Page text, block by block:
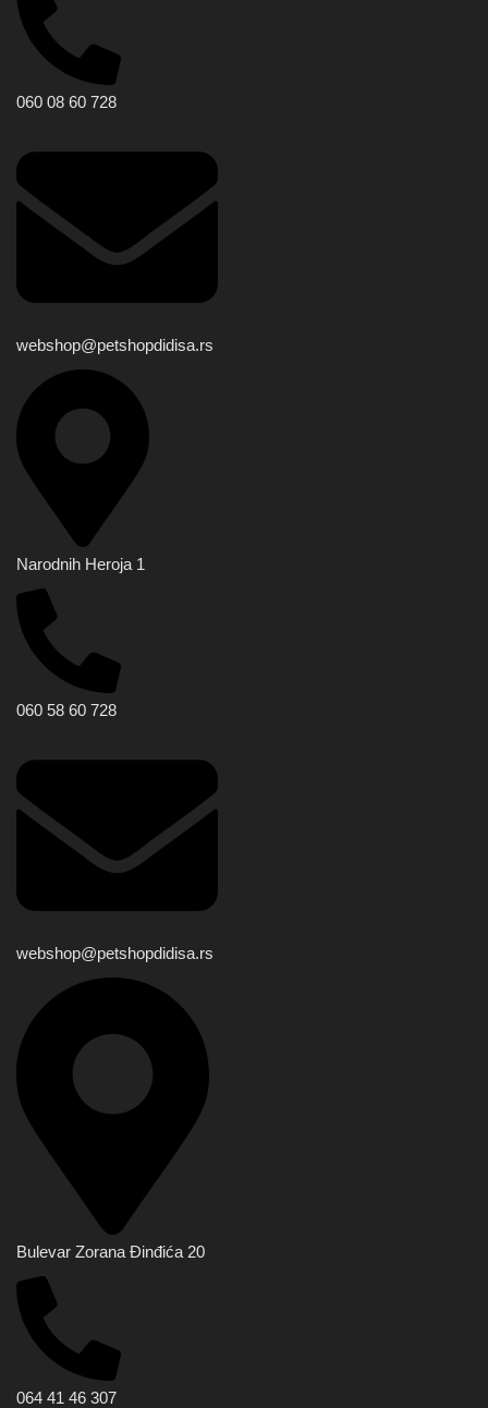
060 08 60 728
webshop@petshopdidisa.rs
Narodnih Heroja 1
060 58 60 728
webshop@petshopdidisa.rs
Bulevar Zorana Đinđića 20
064 41 46 307